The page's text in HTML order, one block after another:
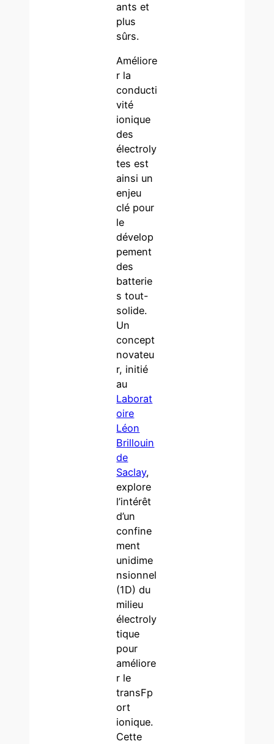
ants et
plus
sûrs.
Améliore
r la
conducti
vité
ionique
des
électroly
tes est
ainsi un
enjeu
clé pour
le
dévelop
pement
des
batterie
s tout-
solide.
Un
concept
novateu
r, initié
au
Laborat
oire
Léon
Brillouin
de
Saclay,
explore
l’intérêt
d’un
confine
ment
unidime
nsionnel
(1D) du
milieu
électroly
tique
pour
améliore
r le
transFp
ort
ionique.
Cette